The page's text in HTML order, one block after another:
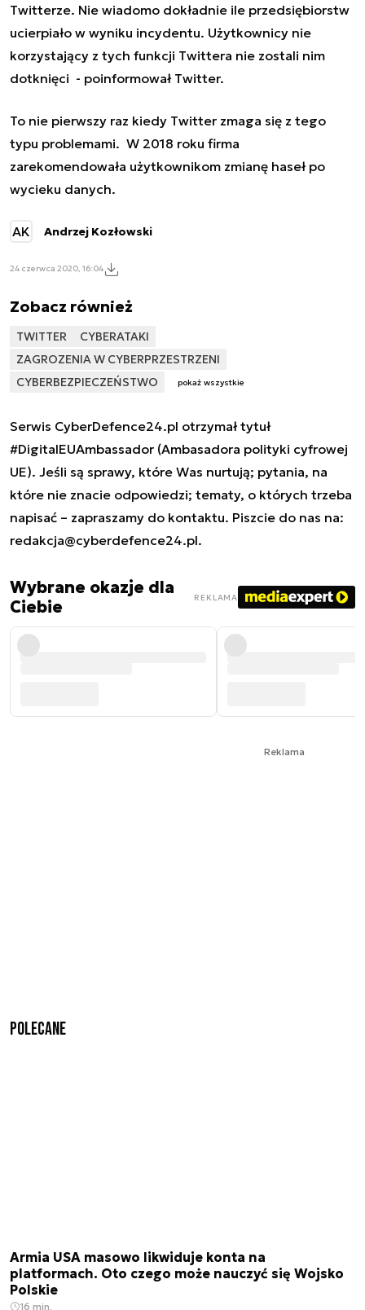
Twitterze. Nie wiadomo dokładnie ile przedsiębiorstw
ucierpiało w wyniku incydentu. Użytkownicy nie
korzystający z tych funkcji Twittera nie zostali nim
dotknięci - poinformował Twitter.
To nie pierwszy raz kiedy Twitter zmaga się z tego
typu problemami. W 2018 roku firma
zarekomendowała użytkownikom zmianę haseł po
wycieku danych.
AK Andrzej Kozłowski
24 czerwca 2020, 16:04
Zobacz również
TWITTER
CYBERATAKI
ZAGROZENIA W CYBERPRZESTRZENI
CYBERBEZPIECZEŃSTWO
pokaż wszystkie
Serwis CyberDefence24.pl otrzymał tytuł
#DigitalEUAmbassador (Ambasadora polityki cyfrowej
UE). Jeśli są sprawy, które Was nurtują; pytania, na
które nie znacie odpowiedzi; tematy, o których trzeba
napisać – zapraszamy do kontaktu. Piszcie do nas na:
redakcja@cyberdefence24.pl.
Wybrane okazje dla
Ciebie
REKLAMA
Reklama
Polecane
Armia USA masowo likwiduje konta na
platformach. Oto czego może nauczyć się Wojsko
Polskie
16 min.